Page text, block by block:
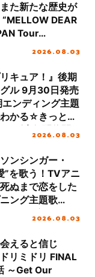
た新たな歴史が
DEAR
Tour
to meet YOU
2026.08.03
リキュア！』後期
ル 9月30日発売
ンディング主題
かる☆きっとあ
ズ先行配信開
2026.08.03
ンシンガー・
”を歌う！TVアニ
ぬまで恋をした
ング主題歌
ンタビュー2026.08.03
えると信じ
リミドリ FINAL
～Get Our